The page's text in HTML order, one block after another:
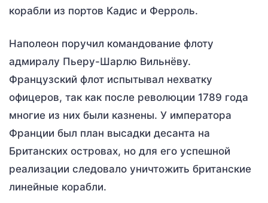
корабли из портов Кадис и Ферроль.
Наполеон поручил командование флоту
адмиралу Пьеру-Шарлю Вильнёву.
Французский флот испытывал нехватку
офицеров, так как после революции 1789 года
многие из них были казнены. У императора
Франции был план высадки десанта на
Британских островах, но для его успешной
реализации следовало уничтожить британские
линейные корабли.